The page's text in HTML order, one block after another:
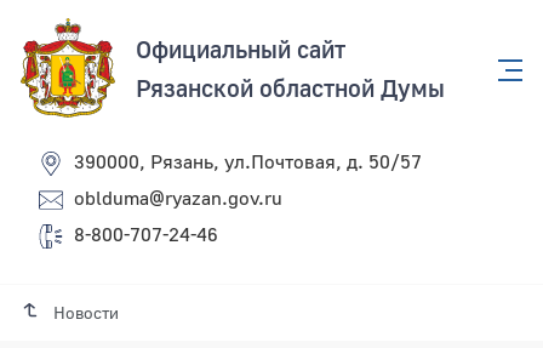
Официальный сайт
Рязанской областной Думы
390000, Рязань, ул.Почтовая, д. 50/57
oblduma@ryazan.gov.ru
8-800-707-24-46
Новости